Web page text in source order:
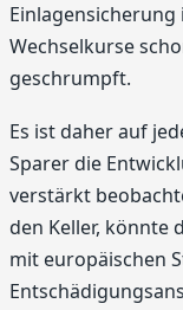
Wechselkurse
geschrumpft.
Es ist daher auf
Sparer die
verstärkt
den Keller, könnte
mit europäischen